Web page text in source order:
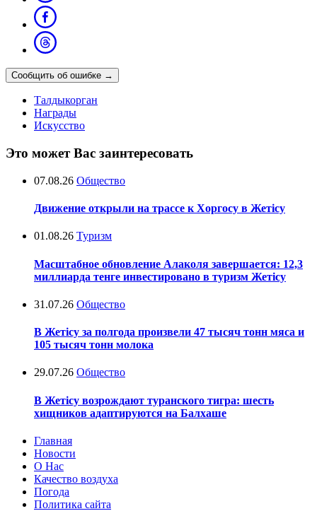
Сообщить об ошибке →
Талдыкорган
Награды
Искусство
Это может Вас заинтересовать
07.08.26 Общество
Движение открыли на трассе к Хоргосу в Жетісу
01.08.26 Туризм
Масштабное обновление Алаколя завершается: 12,3
миллиарда тенге инвестировано в туризм Жетісу
31.07.26 Общество
В Жетісу за полгода произвели 47 тысяч тонн мяса и
105 тысяч тонн молока
29.07.26 Общество
В Жетісу возрождают туранского тигра: шесть
хищников адаптируются на Балхаше
Главная
Новости
О Нас
Качество воздуха
Погода
Политика сайта